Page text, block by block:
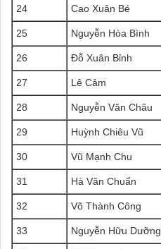
24 Cao Xuân Bé
25 Nguyễn Hòa Bình
26 Đỗ Xuân Bỉnh
27 Lê Cảm
28 Nguyễn Văn Châu
29 Huỳnh Chiêu Vũ
30 Vũ Mạnh Chu
31 Hà Văn Chuẩn
32 Võ Thành Công
33 Nguyễn Hữu Dưỡng